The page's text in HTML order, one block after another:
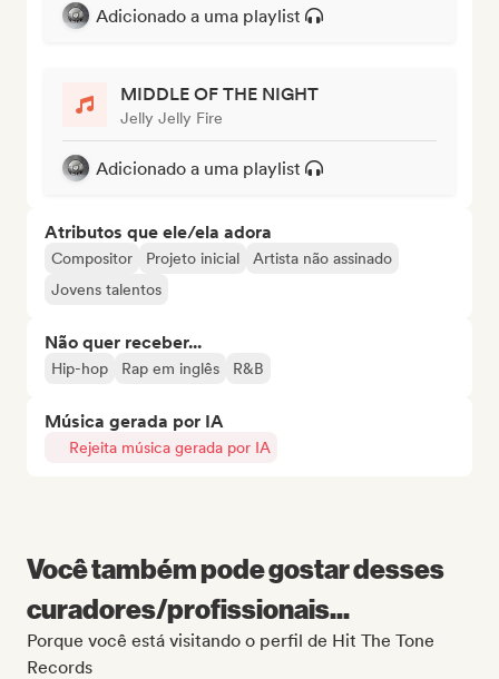
Adicionado a uma playlist
MIDDLE OF THE NIGHT
Jelly Jelly Fire
Adicionado a uma playlist
Atributos que ele/ela adora
Compositor Projeto inicial
Artista não assinado
Jovens talentos
Não quer receber...
Hip-hop Rap em inglês R&B
Música gerada por IA
Rejeita música gerada por IA
Você também pode gostar desses
curadores/profissionais...
Porque você está visitando o perfil de Hit The Tone
Records